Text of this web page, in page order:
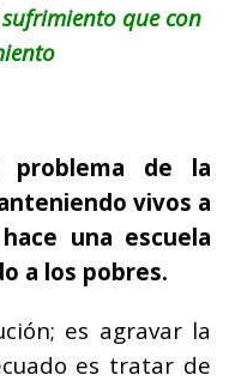
que con
de la
vivos a
una escuela
a los pobres.
es agravar la
es tratar de